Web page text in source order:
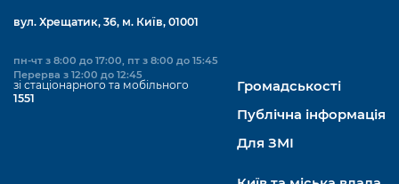
вул. Хрещатик, 36, м. Київ, 01001
пн-чт з 8:00 до 17:00, пт з 8:00 до 15:45
Перерва з 12:00 до 12:45
зі стаціонарного та мобільного
1551
Громадськості
Публічна інформація
Для ЗМІ